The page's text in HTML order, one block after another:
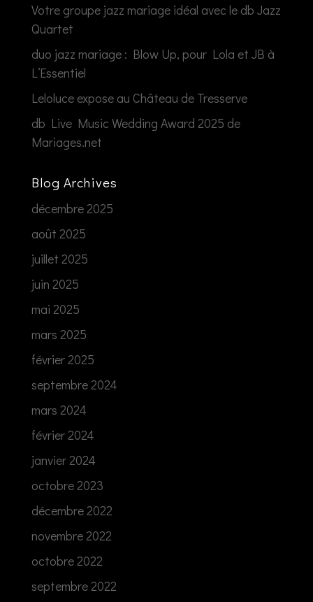
Votre groupe jazz mariage idéal avec le db Jazz
Quartet
duo jazz mariage : Blow Up, pour Lola et JB à
L’Essentiel
Leloluce expose au Château de Tresserve
db Live Music Wedding Award 2025 de
Mariages.net
Blog Archives
décembre 2025
août 2025
juillet 2025
juin 2025
mai 2025
mars 2025
février 2025
septembre 2024
mars 2024
février 2024
janvier 2024
octobre 2023
décembre 2022
novembre 2022
octobre 2022
septembre 2022